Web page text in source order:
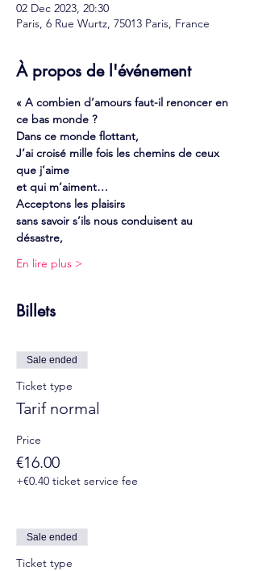
02 Dec 2023, 20:30
Paris, 6 Rue Wurtz, 75013 Paris, France
À propos de l'événement
« A combien d’amours faut-il renoncer en
ce bas monde ?
Dans ce monde flottant,
J’ai croisé mille fois les chemins de ceux
que j’aime
et qui m’aiment…
Acceptons les plaisirs
sans savoir s’ils nous conduisent au
désastre,
En lire plus >
Billets
Sale ended
Ticket type
Tarif normal
Price
€16.00
+€0.40 ticket service fee
Sale ended
Ticket type